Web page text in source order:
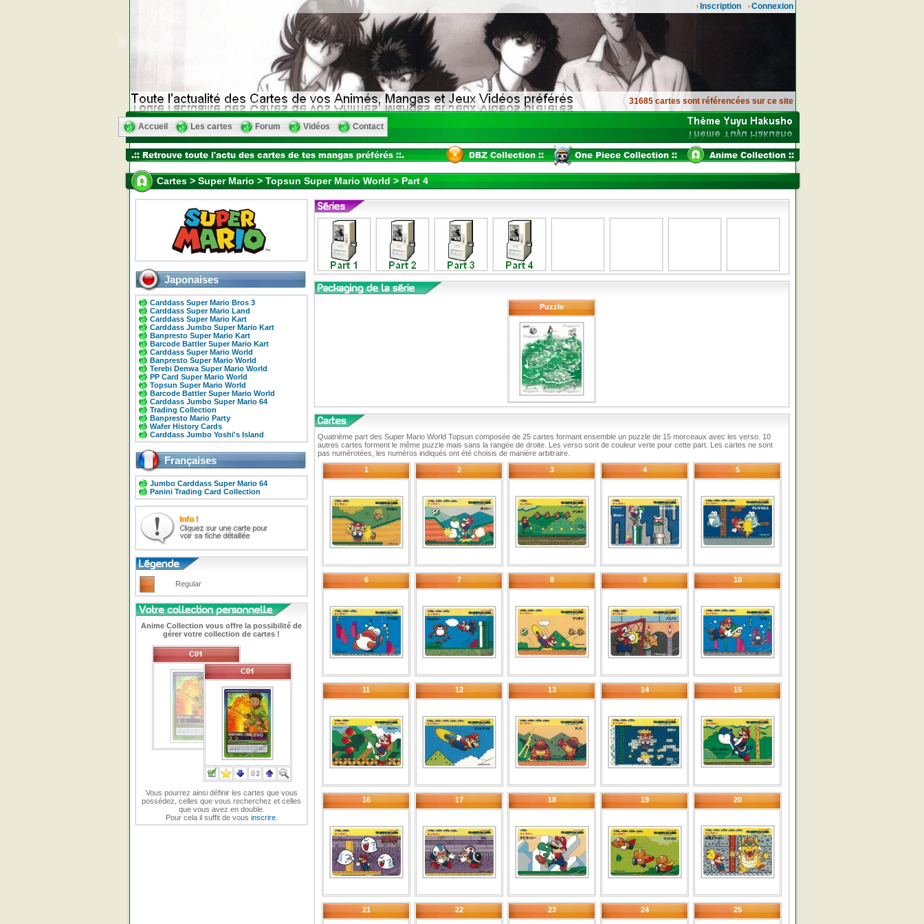
Connexion
Inscription
31685 cartes sont référencées sur ce site
Accueil Les cartes Forum Vidéos Contact
Cartes > Super Mario > Topsun Super Mario World > Part 4
Japonaises
Carddass Super Mario Bros 3
Carddass Super Mario Land
Carddass Super Mario Kart
Carddass Jumbo Super Mario Kart
Banpresto Super Mario Kart
Barcode Battler Super Mario Kart
Carddass Super Mario World
Banpresto Super Mario World
Terebi Denwa Super Mario World
PP Card Super Mario World
Topsun Super Mario World
Barcode Battler Super Mario World
Carddass Jumbo Super Mario 64
Trading Collection
Banpresto Mario Party
Wafer History Cards
Carddass Jumbo Yoshi's Island
Françaises
Jumbo Carddass Super Mario 64
Panini Trading Card Collection
Regular
Anime Collection vous offre la possibilité de
gérer votre collection de cartes !
Vous pourrez ainsi définir les cartes que vous
possédez, celles que vous recherchez et celles
que vous avez en double.
Pour cela il suffit de vous inscrire.
Puzzle
Quatrième part des Super Mario World Topsun composée de 25 cartes formant ensemble un puzzle de 15 morceaux avec les verso. 10
autres cartes forment le même puzzle mais sans la rangée de droite. Les verso sont de couleur verte pour cette part. Les cartes ne sont
pas numérotées, les numéros indiqués ont été choisis de manière arbitraire.
1
2 3 4 5
6 7 8 9 10
11 12 13 14 15
16 17 18 19 20
21 22 23 24 25